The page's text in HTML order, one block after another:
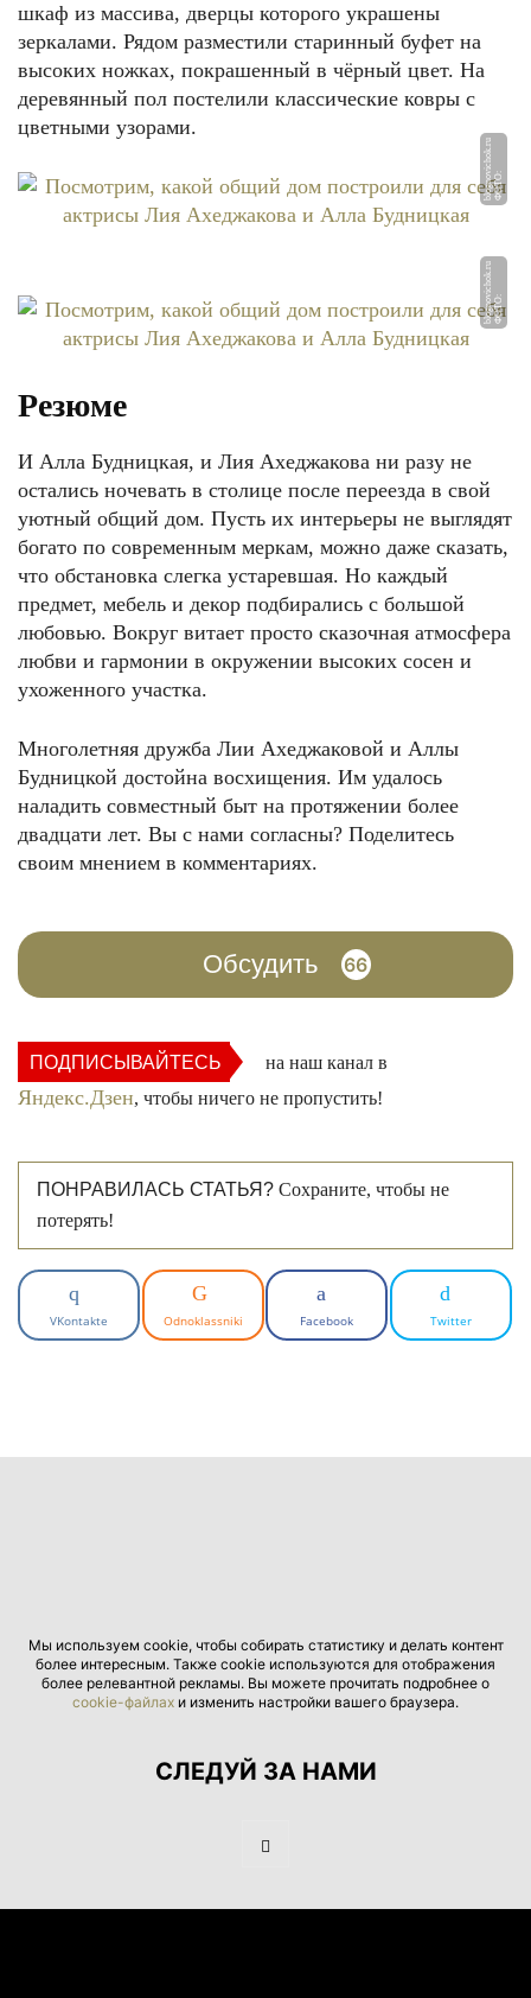
шкаф из массива, дверцы которого украшены
зеркалами. Рядом разместили старинный буфет на
высоких ножках, покрашенный в чёрный цвет. На
деревянный пол постелили классические ковры с
цветными узорами.
Ф
О
Т
О:
bl
o
g
n
o
vi
c
h
o
k.
r
u
Ф
О
Т
О:
bl
o
g
n
o
vi
c
h
o
k.
r
u
Резюме
И Алла Будницкая, и Лия Ахеджакова ни разу не
остались ночевать в столице после переезда в свой
уютный общий дом. Пусть их интерьеры не выглядят
богато по современным меркам, можно даже сказать,
что обстановка слегка устаревшая. Но каждый
предмет, мебель и декор подбирались с большой
любовью. Вокруг витает просто сказочная атмосфера
любви и гармонии в окружении высоких сосен и
ухоженного участка.
Многолетняя дружба Лии Ахеджаковой и Аллы
Будницкой достойна восхищения. Им удалось
наладить совместный быт на протяжении более
двадцати лет. Вы с нами согласны? Поделитесь
своим мнением в комментариях.
Обсудить 66
ПОДПИСЫВАЙТЕСЬ на наш канал в
Яндекс.Дзен, чтобы ничего не пропустить!
ПОНРАВИЛАСЬ СТАТЬЯ? Сохраните, чтобы не
потерять!
VKontakte Odnoklassniki Facebook Twitter
Мы используем cookie, чтобы собирать статистику и делать контент
более интересным. Также cookie используются для отображения
более релевантной рекламы. Вы можете прочитать подробнее о
cookie-файлах и изменить настройки вашего браузера.
СЛЕДУЙ ЗА НАМИ